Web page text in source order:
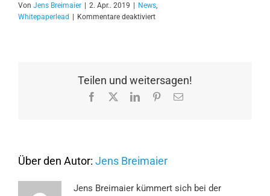
Von Jens Breimaier | 2. Apr.. 2019 | News
Whitepaperlead | Kommentare deaktiviertfür
–
wem
Teilen und weitersagen!
Facebook LinkedInPinterest
E-
Über den Autor: Jens Breimaier
Jens Breimaier kümmert sich bei der